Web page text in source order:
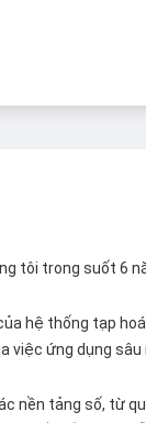
tôi trong suốt 6
hệ thống tạp
ứng dụng sâu
nền tảng số, từ